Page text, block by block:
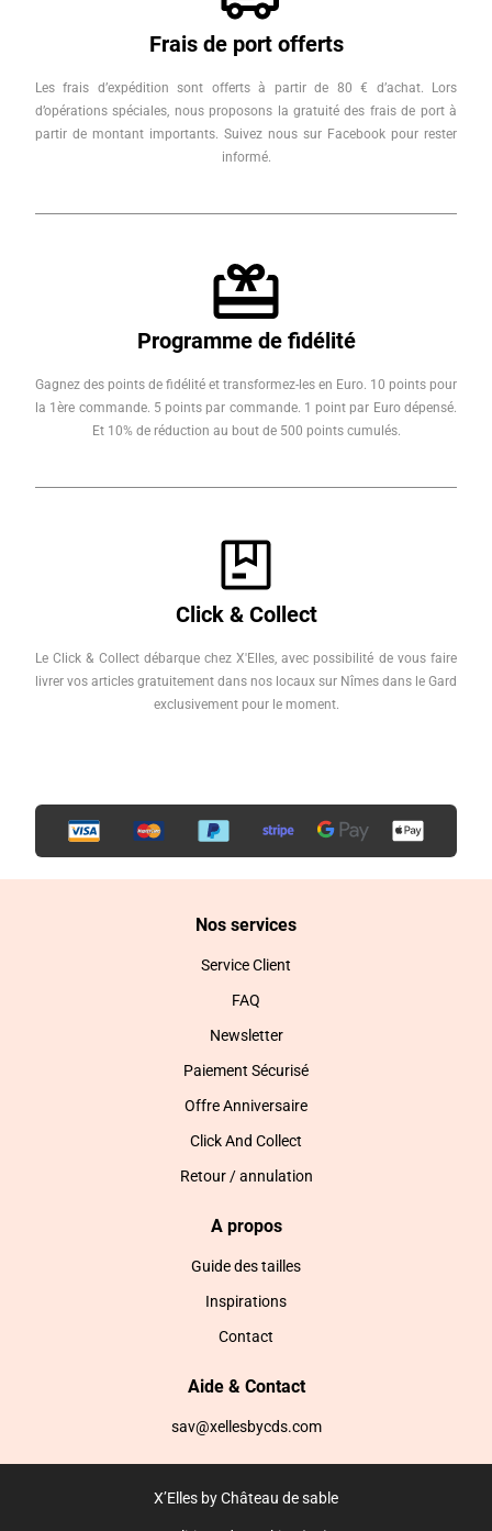
Frais de port offerts
Les frais d’expédition sont offerts à partir de 80 € d’achat. Lors
d’opérations spéciales, nous proposons la gratuité des frais de port à
partir de montant importants. Suivez nous sur Facebook pour rester
informé.
Programme de fidélité
Gagnez des points de fidélité et transformez-les en Euro. 10 points pour
la 1ère commande. 5 points par commande. 1 point par Euro dépensé.
Et 10% de réduction au bout de 500 points cumulés.
Click & Collect
Le Click & Collect débarque chez X'Elles, avec possibilité de vous faire
livrer vos articles gratuitement dans nos locaux sur Nîmes dans le Gard
exclusivement pour le moment.
Nos services
Service Client
FAQ
Newsletter
Paiement Sécurisé
Offre Anniversaire
Click And Collect
Retour / annulation
A propos
Guide des tailles
Inspirations
Contact
Aide & Contact
sav@xellesbycds.com
X’Elles by Château de sable